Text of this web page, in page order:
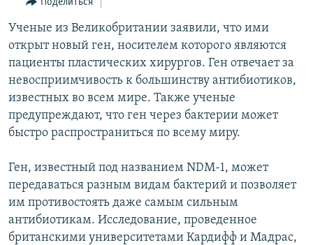
поискуЎЗБЕКЧА
ТОҶИКӢ
TÜRKMENÇE
Все сайты РСЕ/РС
Ученые из Великобритании заявили, что ими
открыт новый ген, носителем которого являются
пациенты пластических хирургов. Ген отвечает за
невосприимчивость к большинству антибиотиков,
известных во всем мире. Также ученые
предупреждают, что ген через бактерии может
быстро распространиться по всему миру.
Ген, известный под названием NDM-1, может
передаваться разным видам бактерий и позволяет
им противостоять даже самым сильным
антибиотикам. Исследование, проведенное
британскими университетами Кардифф и Мадрас,